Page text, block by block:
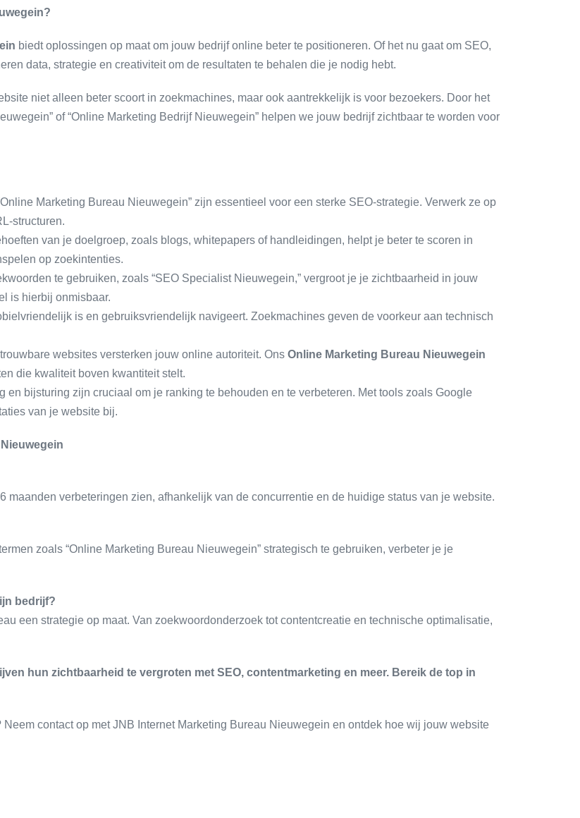
biedt oplossingen op maat om jouw bedrijf online beter te positioneren. Of het nu gaat om SEO,
data, strategie en creativiteit om de resultaten te behalen die je nodig hebt.
niet alleen beter scoort in zoekmachines, maar ook aantrekkelijk is voor bezoekers. Door het
of “Online Marketing Bedrijf Nieuwegein” helpen we jouw bedrijf zichtbaar te worden voor
Marketing Bureau Nieuwegein” zijn essentieel voor een sterke SEO-strategie. Verwerk ze op
structuren.
van je doelgroep, zoals blogs, whitepapers of handleidingen, helpt je beter te scoren in
op zoekintenties.
te gebruiken, zoals “SEO Specialist Nieuwegein,” vergroot je je zichtbaarheid in jouw
is hierbij onmisbaar.
is en gebruiksvriendelijk navigeert. Zoekmachines geven de voorkeur aan technisch
websites versterken jouw online autoriteit. Ons Online Marketing Bureau Nieuwegein
die kwaliteit boven kwantiteit stelt.
en bijsturing zijn cruciaal om je ranking te behouden en te verbeteren. Met tools zoals Google
van je website bij.
maanden verbeteringen zien, afhankelijk van de concurrentie en de huidige status van je website.
zoals “Online Marketing Bureau Nieuwegein” strategisch te gebruiken, verbeter je je
bedrijf?
een strategie op maat. Van zoekwoordonderzoek tot contentcreatie en technische optimalisatie,
hun zichtbaarheid te vergroten met SEO, contentmarketing en meer. Bereik de top in
contact op met JNB Internet Marketing Bureau Nieuwegein en ontdek hoe wij jouw website